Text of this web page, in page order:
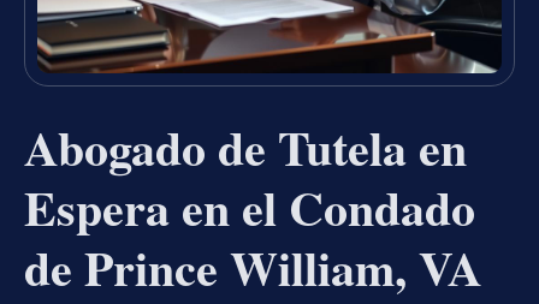
Abogado de Tutela en
Espera en el Condado
de Prince William, VA